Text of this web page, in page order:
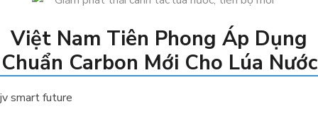
Việt Nam Tiên Phong Áp Dụng
Chuẩn Carbon Mới Cho Lúa Nước
jv smart future